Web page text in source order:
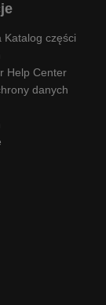
Katalog części
Help Center
danych